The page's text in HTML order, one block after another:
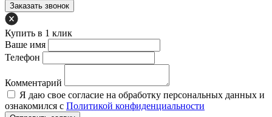
Заказать звонок
Купить в 1 клик
Ваше имя
Телефон
Комментарий
Я даю свое согласие на обработку персональных данных и
ознакомился с Политикой конфиденциальности